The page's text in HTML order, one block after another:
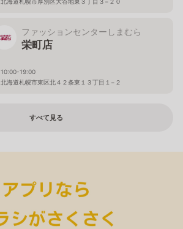
ファッションセンターしまむら
栄町店
10:00-19:00
北海道札幌市東区北４２条東１３丁目１−２
すべて見る